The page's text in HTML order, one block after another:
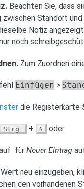
Beachten Sie, dass
Standort
Notiz
noch
Zum Zuordnen
Einfügen >
die Registerkarte
Strg + N oder
fürNeuer Eintrag
neu einzugeben,
den vorhandenen